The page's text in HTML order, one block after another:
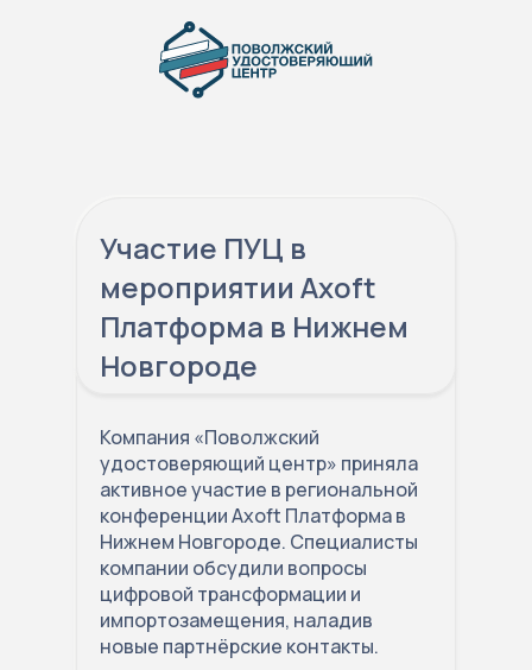
Компания «Поволжский
удостоверяющий центр» приняла
активное участие в региональной
конференции Axoft Платформа в
Нижнем Новгороде. Специалисты
компании обсудили вопросы
цифровой трансформации и
импортозамещения, наладив
новые партнёрские контакты.
Участие ПУЦ в
мероприятии Axoft
Платформа в Нижнем
Новгороде